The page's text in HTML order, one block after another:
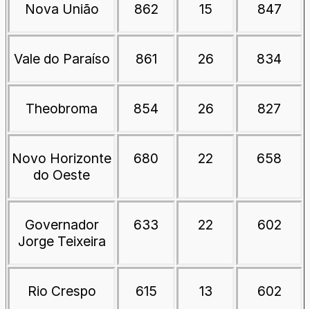
Nova União 862 15 847
Vale do Paraíso 861 26 834
Theobroma 854 26 827
Novo Horizonte
do Oeste
680 22 658
Governador
Jorge Teixeira
633 22 602
Rio Crespo 615 13 602